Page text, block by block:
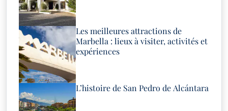
Les meilleures attractions de
Marbella : lieux à visiter, activités et
expériences
L’histoire de San Pedro de Alcántara